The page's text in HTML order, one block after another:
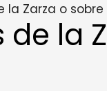
la Zarza o sobre
la